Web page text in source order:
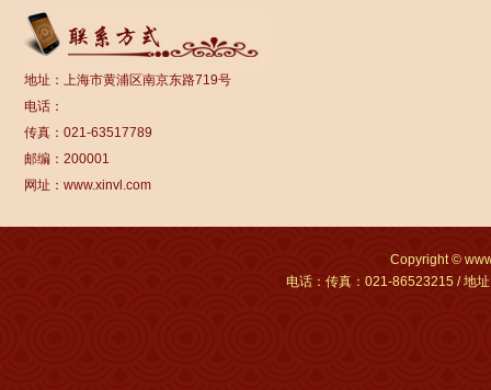
地址：上海市黄浦区南京东路719号
电话：
传真：021-63517789
邮编：200001
网址：www.xinvl.com
Copyright ©
电话：传真：021-86523215 / 地